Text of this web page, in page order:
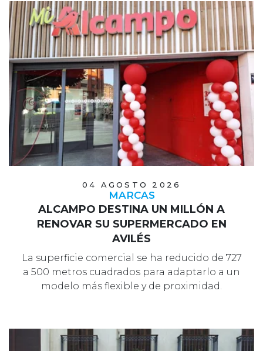
04 AGOSTO 2026
MARCAS
ALCAMPO DESTINA UN MILLÓN A
RENOVAR SU SUPERMERCADO EN
AVILÉS
La superficie comercial se ha reducido de 727
a 500 metros cuadrados para adaptarlo a un
modelo más flexible y de proximidad.